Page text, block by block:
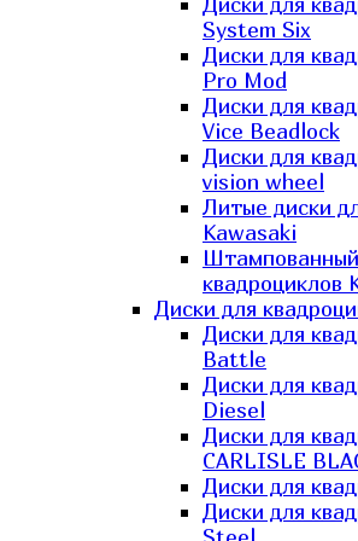
System Six
Диски для
Pro Mod
Диски для
Vice Beadlock
Диски для
vision wheel
Литые диски
Kawasaki​
квадроциклов
Диски для
Диски для
Battle
Диски для
Diesel
Диски для
CARLISLE
Диски для
Диски для